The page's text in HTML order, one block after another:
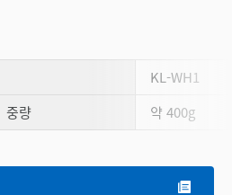
KL-WH1
중량 약 400g